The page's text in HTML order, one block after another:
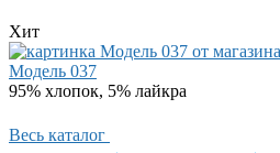
Хит
Модель 037
95% хлопок, 5% лайкра
Весь каталог